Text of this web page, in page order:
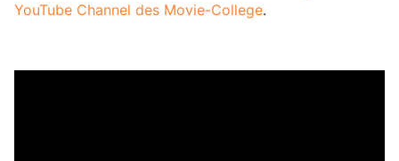
YouTube Channel des Movie-College.